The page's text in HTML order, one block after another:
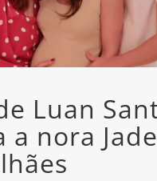
Luan
a nora Jade